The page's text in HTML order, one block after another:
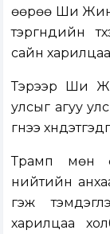
өөрөө Ши
сайн
Тэрээр Ши
улсыг агуу
гүнээ
Трамп мөн
нийтийн
гэж
харилцаа